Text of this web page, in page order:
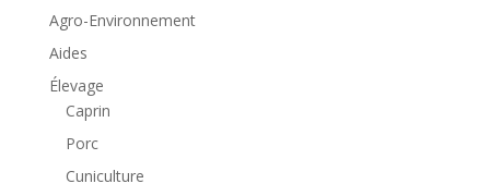
Agro-Environnement
Aides
Élevage
Caprin
Porc
Cuniculture